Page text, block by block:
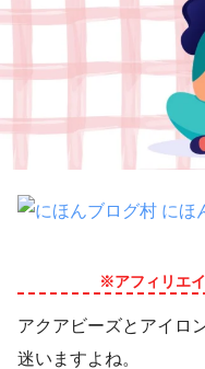
※アフィリエ
アクアビーズとアイロ
迷いますよね。